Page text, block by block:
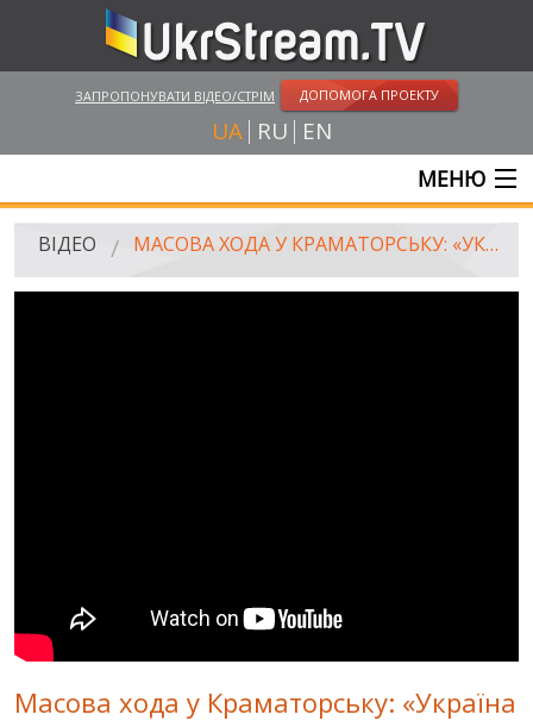
ЗАПРОПОНУВАТИ ВІДЕО/СТРІМ ДОПОМОГА ПРОЕКТУ
UA RU EN
МЕНЮ
ГОЛОВНА
ПУБЛІЧНІ ЛЮДИ
РОСІЙСЬКО-УКРАЇНСЬКА ВІЙНА
"WINTER ON FIRE"
ВІДЕО МАСОВА ХОДА У КРАМАТОРСЬКУ: «УКРАЇНА ПОНАД УСЕ!»
Масова хода у Краматорську: «Україна